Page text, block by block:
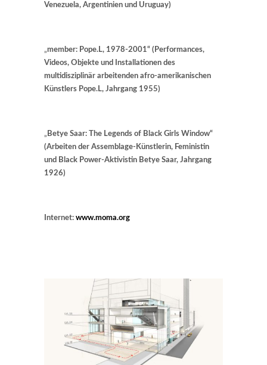
Venezuela, Argentinien und Uruguay)
„member: Pope.L, 1978-2001“ (Performances,
Videos, Objekte und Installationen des
multidisziplinär arbeitenden afro-amerikanischen
Künstlers Pope.L, Jahrgang 1955)
„ Betye Saar: The Legends of Black Girls Window“
(Arbeiten der Assemblage-Künstlerin, Feministin
und Black Power-Aktivistin Betye Saar, Jahrgang
1926)
Internet: www.moma.org